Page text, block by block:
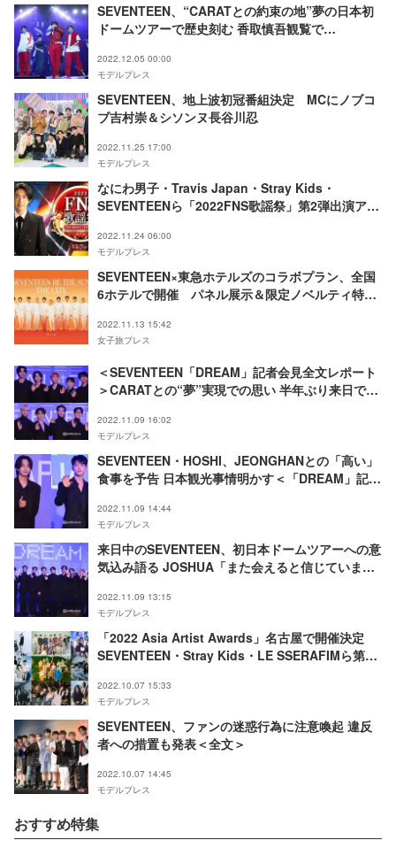
SEVENTEEN、“CARATとの約束の地”夢の日本初
ドームツアーで歴史刻む 香取慎吾観覧で
京公演ライブレポ／セットリスト＞
2022.12.05 00:00
モデルプレス
SEVENTEEN、地上波初冠番組決定 MCにノブコ
ブ吉村崇＆シソンヌ長谷川忍
2022.11.25 17:00
モデルプレス
なにわ男子・Travis Japan・Stray Kids・
SEVENTEENら「2022FNS歌謡祭」第2弾出演アー
2022.11.24 06:00
モデルプレス
SEVENTEEN×東急ホテルズのコラボプラン、全国
6ホテルで開催 パネル展示＆限定ノベルティ特典
2022.11.13 15:42
女子旅プレス
＜SEVENTEEN「DREAM」記者会見全文レポート
＞CARATとの“夢”実現での思い 半年ぶり来日で楽
2022.11.09 16:02
モデルプレス
SEVENTEEN・HOSHI、JEONGHANとの「高い」
食事を予告 日本観光事情明かす＜「DREAM」記者
2022.11.09 14:44
モデルプレス
来日中のSEVENTEEN、初日本ドームツアーへの意
気込み語る JOSHUA「また会えると信じていまし
2022.11.09 13:15
モデルプレス
「2022 Asia Artist Awards」名古屋で開催決定
SEVENTEEN・Stray Kids・LE SSERAFIMら第1
2022.10.07 15:33
モデルプレス
SEVENTEEN、ファンの迷惑行為に注意喚起 違反
者への措置も発表＜全文＞
2022.10.07 14:45
モデルプレス
おすすめ特集